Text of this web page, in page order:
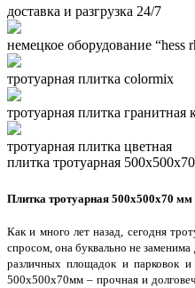
доставка и разгрузка 24/7
немецкое оборудование “hess
тротуарная плитка colormix
тротуарная плитка гранитная
тротуарная плитка цветная
плитка тротуарная
Плитка тротуарная 500х500х70 мм
Как и много лет назад, сегодня
спросом, она буквально не заменима
различных площадок и парковок и
500х500х70мм – прочная и